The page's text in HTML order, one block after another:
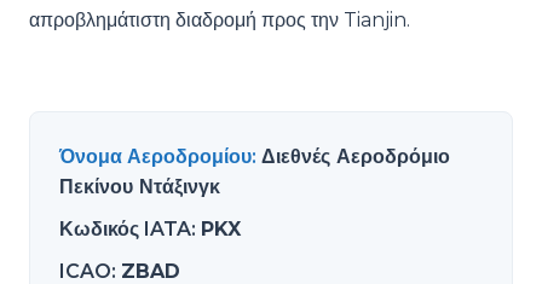
απροβλημάτιστη διαδρομή προς την Tianjin.
Όνομα Αεροδρομίου: Διεθνές Αεροδρόμιο
Πεκίνου Ντάξινγκ
Κωδικός IATA: PKX
ICAO: ZBAD